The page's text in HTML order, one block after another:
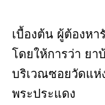
เบื้องต้น ผู้ต้องห
โดยให้การว่า ยา
บริเวณซอยวัดแ
พระประแดง